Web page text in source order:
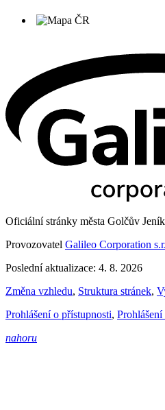
Oficiální stránky města Golčův
Provozovatel Galileo Corporation
Poslední aktualizace: 4. 8. 2026
Změna vzhledu, Struktura stránek,
Prohlášení o přístupnosti,
nahoru